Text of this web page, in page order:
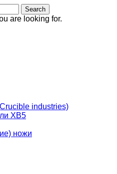
Search
are looking for.
industries)
ХВ5
ножи